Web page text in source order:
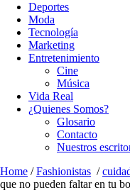
Deportes
Moda
Tecnología
Marketing
Entretenimiento
Cine
Música
Vida Real
¿Quienes Somos?
Glosario
Contacto
Nuestros
Home /Fashionistas /
que no pueden faltar en tu